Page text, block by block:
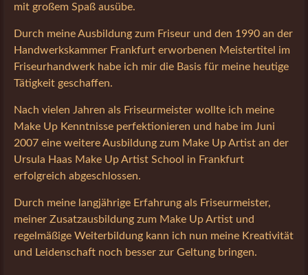
mit großem Spaß ausübe.
Durch meine Ausbildung zum Friseur und den 1990 an der
Handwerkskammer Frankfurt erworbenen Meistertitel im
Friseurhandwerk habe ich mir die Basis für meine heutige
Tätigkeit geschaffen.
Nach vielen Jahren als Friseurmeister wollte ich meine
Make Up Kenntnisse perfektionieren und habe im Juni
2007 eine weitere Ausbildung zum Make Up Artist an der
Ursula Haas Make Up Artist School in Frankfurt
erfolgreich abgeschlossen.
Durch meine langjährige Erfahrung als Friseurmeister,
meiner Zusatzausbildung zum Make Up Artist und
regelmäßige Weiterbildung kann ich nun meine Kreativität
und Leidenschaft noch besser zur Geltung bringen.